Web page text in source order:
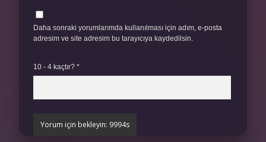
Daha sonraki yorumlarımda kullanılması için adım, e-posta
adresim ve site adresim bu tarayıcıya kaydedilsin.
10 - 4 kaçtır? *